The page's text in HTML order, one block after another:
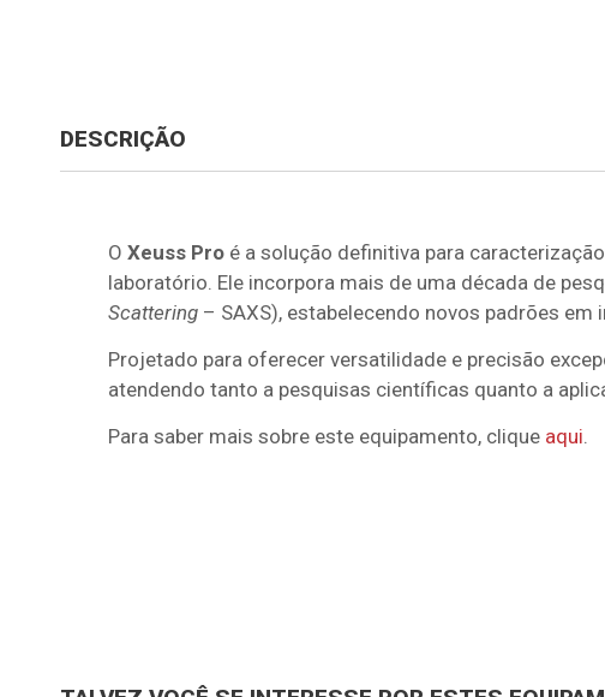
DESCRIÇÃO
O Xeuss Pro é a solução definitiva para
laboratório. Ele incorpora mais de uma década de
Scattering – SAXS), estabelecendo novos padrões
Projetado para oferecer versatilidade e precisão
atendendo tanto a pesquisas científicas quanto a
Para saber mais sobre este equipamento, clique aqui.